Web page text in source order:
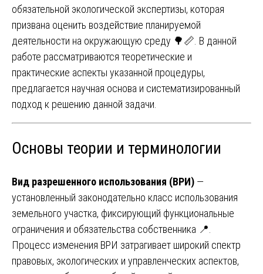
обязательной экологической экспертизы, которая
призвана оценить воздействие планируемой
деятельности на окружающую среду 🌳📏. В данной
работе рассматриваются теоретические и
практические аспекты указанной процедуры,
предлагается научная основа и систематизированный
подход к решению данной задачи.
Основы теории и терминологии
Вид разрешенного использования (ВРИ) —
установленный законодательно класс использования
земельного участка, фиксирующий функциональные
ограничения и обязательства собственника 📍.
Процесс изменения ВРИ затрагивает широкий спектр
правовых, экологических и управленческих аспектов,